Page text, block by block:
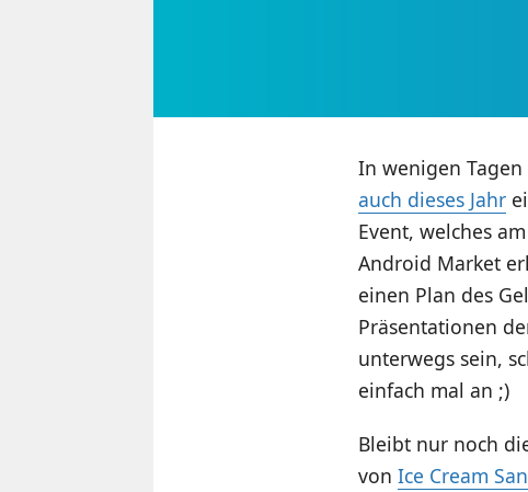
In wenigen
auch dieses Jahr
Event, welches
Android Market
einen Plan des
Präsentationen
unterwegs sein,
einfach mal an ;)
Bleibt nur noch
von Ice Cream